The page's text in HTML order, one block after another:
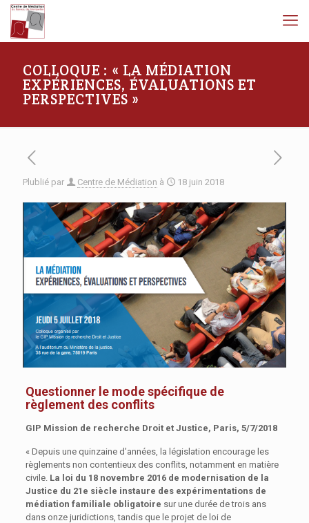
COLLOQUE : « LA MÉDIATION
EXPÉRIENCES, ÉVALUATIONS ET
PERSPECTIVES »
Plublié par Centre de Médiation à 18 juin 2018
Questionner le mode spécifique de
règlement des conflits
GIP Mission de recherche Droit et Justice, Paris, 5/7/2018
« Depuis une quinzaine d’années, la législation encourage les
règlements non contentieux des conflits, notamment en matière
civile. La loi du 18 novembre 2016 de modernisation de la
Justice du 21e siècle instaure des expérimentations de
médiation familiale obligatoire sur une durée de trois ans
dans onze juridictions, tandis que le projet de loi de